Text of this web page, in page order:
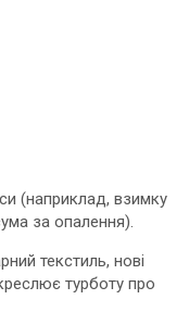
(наприклад, взимку
за опалення).
текстиль, нові
турботу про